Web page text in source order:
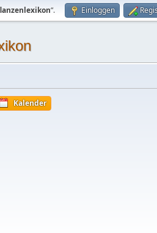
“. Einloggen
Kalender